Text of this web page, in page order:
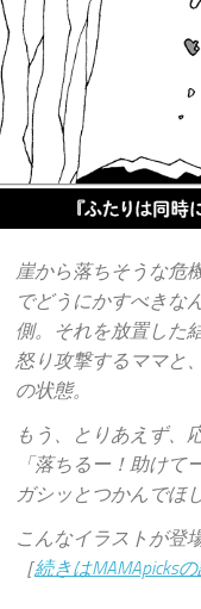
崖から落ちそうな危
でどうにかすべきな
側。それを放置した
怒り攻撃するママと
の状態。
もう、とりあえず、
「落ちるー！助け
ガシッとつかんでほ
こんなイラストが登
［続きはMAMApicks